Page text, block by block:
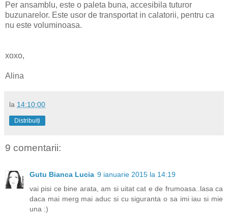
Per ansamblu, este o paleta buna, accesibila tuturor
buzunarelor. Este usor de transportat in calatorii, pentru ca
nu este voluminoasa.
xoxo,
Alina
la 14:10:00
Distribuiți
9 comentarii:
Gutu Bianca Lucia 9 ianuarie 2015 la 14:19
vai pisi ce bine arata, am si uitat cat e de frumoasa..lasa ca
daca mai merg mai aduc si cu siguranta o sa imi iau si mie
una :)